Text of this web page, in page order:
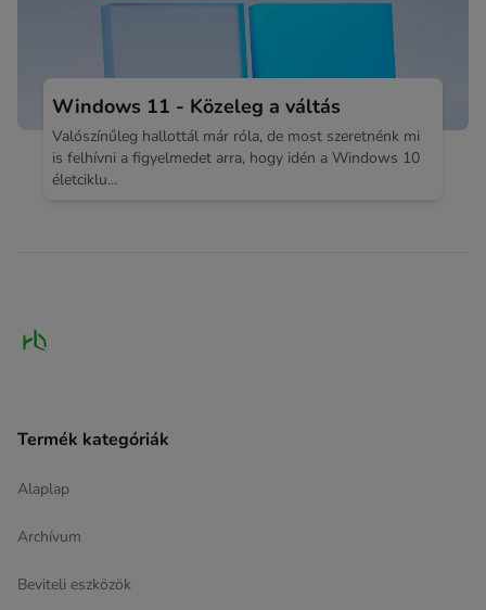
Windows 11 - Közeleg a váltás
Valószínűleg hallottál már róla, de most szeretnénk mi
is felhívni a figyelmedet arra, hogy idén a Windows 10
életciklu...
Termék kategóriák
Alaplap
Archívum
Beviteli eszközök